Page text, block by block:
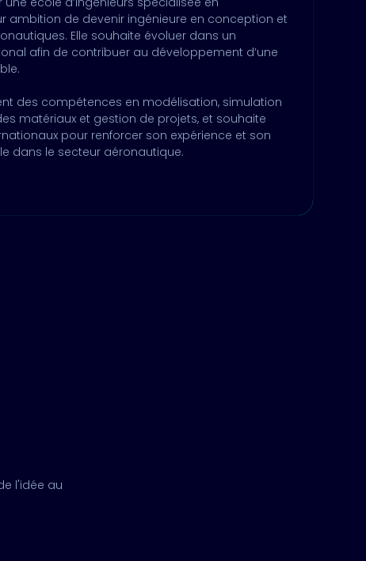
ambition de devenir ingénieure en conception et
Elle souhaite évoluer dans un
afin de contribuer au développement d’une
des compétences en modélisation, simulation
matériaux et gestion de projets, et souhaite
pour renforcer son expérience et son
dans le secteur aéronautique.
l'idée au